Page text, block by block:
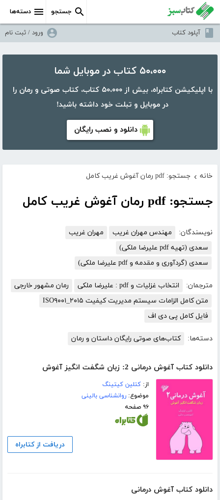
دسته‌ها جستجو
آپلود کتاب ورود / ثبت نام
۵۰،۰۰۰ کتاب در موبایل شما
با اپلیکیشن کتابراه، بیش از ۵۰،۰۰۰ کتاب، کتاب صوتی و رمان را
در موبایل و تبلت خود داشته باشید!
دانلود و نصب رایگان
خانه › جستجو: pdf رمان آغوش غریب کامل
جستجو: pdf رمان آغوش غریب کامل
نویسندگان: مهندس مهران غریب
مهران غریب
سعدی (تهیه pdf علیرضا ملکی)
سعدی (گردآوری و مقدمه و pdf علیرضا ملکی)
مترجمان: انتخاب غزلیات و pdf : علیرضا ملکی
رمان مشهور خارجی
متن کامل الزامات سیستم مدیریت کیفیت ISO۹۰۰۱_۲۰۱۵
فایل کامل پی دی اف
دسته‌ها: کتاب‌های صوتی رایگان داستان و رمان
دانلود کتاب آغوش درمانی 2: زبان شگفت انگیز آغوش
از:کتلین کیتینگ
موضوع:روانشناسی بالینی
۹۶ صفحه
دریافت از کتابراه
دانلود کتاب آغوش درمانی